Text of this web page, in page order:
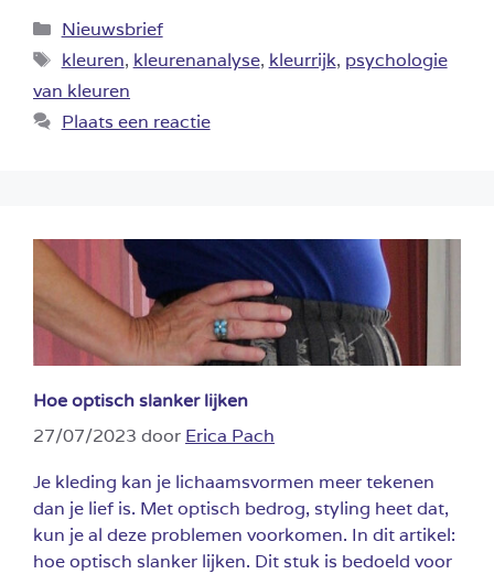
Categorieën
Nieuwsbrief
Tags
kleuren, kleurenanalyse, kleurrijk, psychologie
van kleuren
Plaats een reactie
Hoe optisch slanker lijken
27/07/2023 door Erica Pach
Je kleding kan je lichaamsvormen meer tekenen
dan je lief is. Met optisch bedrog, styling heet dat,
kun je al deze problemen voorkomen. In dit artikel:
hoe optisch slanker lijken. Dit stuk is bedoeld voor